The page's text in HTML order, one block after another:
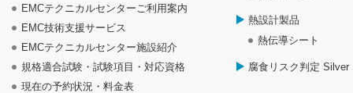
EMCテクニカルセンターご利用案内
EMC技術支援サービス
EMCテクニカルセンター施設紹介
規格適合試験・試験項目・対応資格
現在の予約状況・料金表
熱設計製品
熱伝導シート
腐食リスク判定